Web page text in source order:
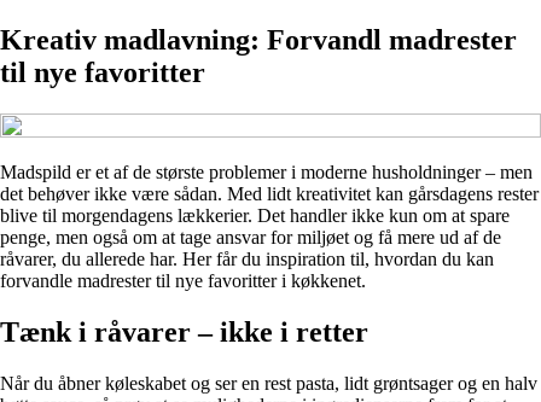
Kreativ madlavning: Forvandl madrester
til nye favoritter
Madspild er et af de største problemer i moderne husholdninger – men
det behøver ikke være sådan. Med lidt kreativitet kan gårsdagens rester
blive til morgendagens lækkerier. Det handler ikke kun om at spare
penge, men også om at tage ansvar for miljøet og få mere ud af de
råvarer, du allerede har. Her får du inspiration til, hvordan du kan
forvandle madrester til nye favoritter i køkkenet.
Tænk i råvarer – ikke i retter
Når du åbner køleskabet og ser en rest pasta, lidt grøntsager og en halv